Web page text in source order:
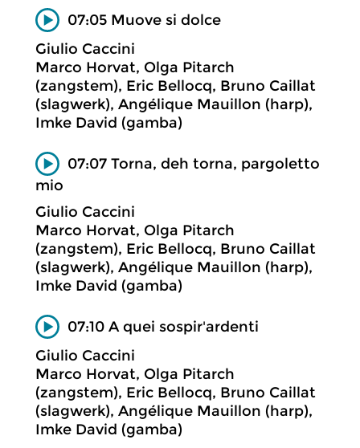
07:05 Muove si dolce
Giulio Caccini
Marco Horvat, Olga Pitarch
(zangstem), Eric Bellocq, Bruno Caillat
(slagwerk), Angélique Mauillon (harp),
Imke David (gamba)
07:07 Torna, deh torna, pargoletto
mio
Giulio Caccini
Marco Horvat, Olga Pitarch
(zangstem), Eric Bellocq, Bruno Caillat
(slagwerk), Angélique Mauillon (harp),
Imke David (gamba)
07:10 A quei sospir'ardenti
Giulio Caccini
Marco Horvat, Olga Pitarch
(zangstem), Eric Bellocq, Bruno Caillat
(slagwerk), Angélique Mauillon (harp),
Imke David (gamba)